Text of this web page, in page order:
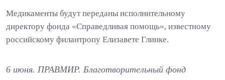
Медикаменты будут переданы исполнительному
директору фонда «Справедливая помощь», известному
российскому филантропу Елизавете Глинке.
6 июня. ПРАВМИР. Благотворительный фонд